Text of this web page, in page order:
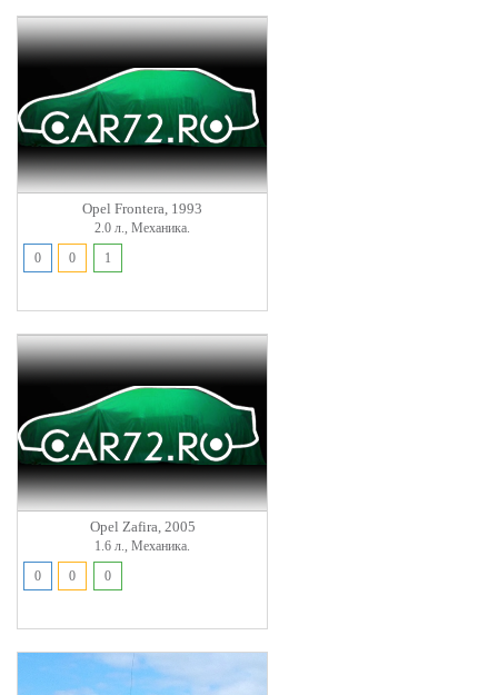
Opel Frontera, 1993
2.0 л., Механика.
0
0 1
Opel Zafira, 2005
1.6 л., Механика.
0
0 0